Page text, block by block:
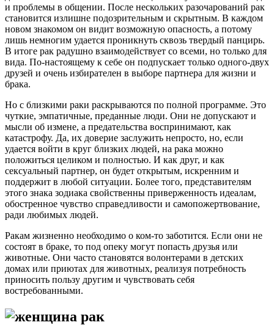
и проблемы в общении. После нескольких разочарований рак
становится излишне подозрительным и скрытным. В каждом
новом знакомом он видит возможную опасность, а потому
лишь немногим удается проникнуть сквозь твердый панцирь.
В итоге рак радушно взаимодействует со всеми, но только для
вида. По-настоящему к себе он подпускает только одного-двух
друзей и очень избирателен в выборе партнера для жизни и
брака.
Но с близкими раки раскрываются по полной программе. Это
чуткие, эмпатичные, преданные люди. Они не допускают и
мысли об измене, а предательства воспринимают, как
катастрофу. Да, их доверие заслужить непросто, но, если
удается войти в круг близких людей, на рака можно
положиться целиком и полностью. И как друг, и как
сексуальный партнер, он будет открытым, искренним и
поддержит в любой ситуации. Более того, представителям
этого знака зодиака свойственны приверженность идеалам,
обостренное чувство справедливости и самопожертвование,
ради любимых людей.
Ракам жизненно необходимо о ком-то заботится. Если они не
состоят в браке, то под опеку могут попасть друзья или
животные. Они часто становятся волонтерами в детских
домах или приютах для животных, реализуя потребность
приносить пользу другим и чувствовать себя
востребованными.